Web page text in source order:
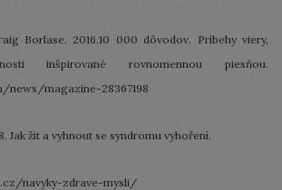
Borlase. 2016.10 000 dôvodov. Príbehy viery,
inšpirované rovnomennou piesňou.
news/magazine-28367198
Jak žít a vyhnout se syndromu vyhoření.
navyky-zdrave-mysli/